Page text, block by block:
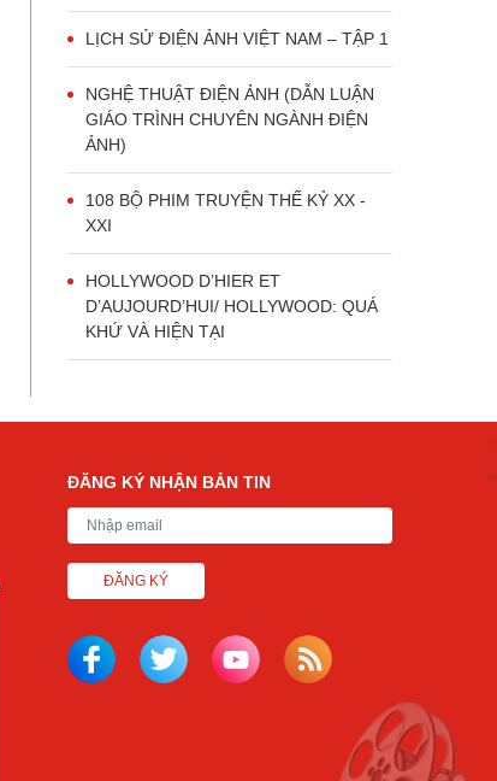
LỊCH SỬ ĐIỆN ẢNH VIỆT NAM – TẬP 1
NGHỆ THUẬT ĐIỆN ẢNH (DẪN LUẬN
GIÁO TRÌNH CHUYÊN NGÀNH ĐIỆN
ẢNH)
108 BỘ PHIM TRUYỆN THẾ KỶ XX -
XXI
HOLLYWOOD D’HIER ET
D’AUJOURD’HUI/ HOLLYWOOD: QUÁ
KHỨ VÀ HIỆN TẠI
ĐĂNG KÝ NHẬN BẢN TIN
ĐĂNG KÝ